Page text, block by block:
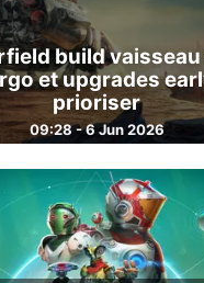
build
et upgrades
prioriser
09:28 - 6 Jun 2026